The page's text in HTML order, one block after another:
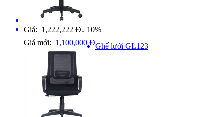
Giá: 1,222,222 Đ ↓ 10%
Giá mới: 1,100,000 ĐGhế lưới GL123